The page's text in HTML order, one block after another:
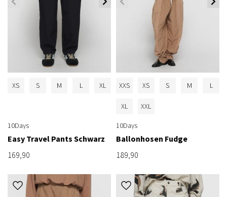
XS S M L XL
10Days
Easy Travel Pants Schwarz
169,90
XXS XS S M L
XL XXL
10Days
Ballonhosen Fudge
189,90